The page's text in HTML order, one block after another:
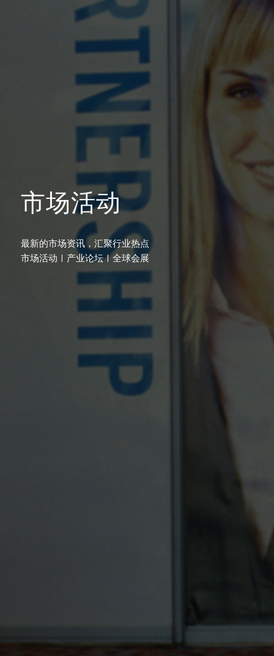
市场活动
最新的市场资讯，汇聚行业热点
市场活动 | 产业论坛 | 全球会展